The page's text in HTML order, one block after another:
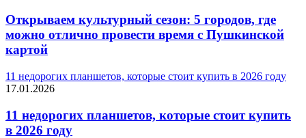
Открываем культурный сезон: 5 городов, где
можно отлично провести время с Пушкинской
картой
11 недорогих планшетов, которые стоит купить в 2026 году
17.01.2026
11 недорогих планшетов, которые стоит купить
в 2026 году